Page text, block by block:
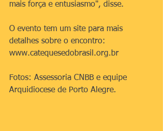
mais força e entusiasmo", disse.
O evento tem um site para mais
detalhes sobre o encontro:
www.catequesedobrasil.org.br
Fotos: Assessoria CNBB e equipe
Arquidiocese de Porto Alegre.